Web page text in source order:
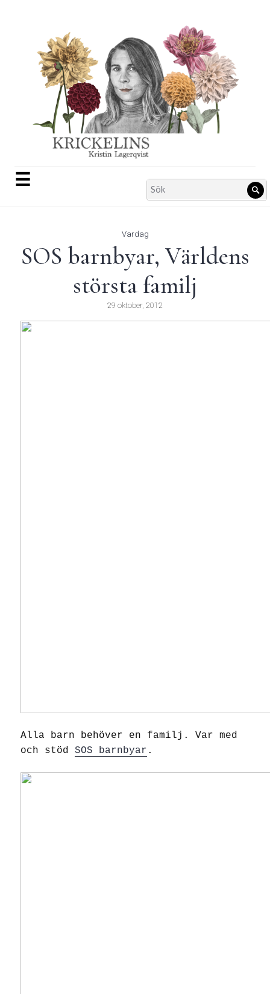
☰
Search
for:
Vardag
SOS barnbyar, Världens
största familj
29 oktober, 2012
Alla barn behöver en familj. Var med
och stöd SOS barnbyar .